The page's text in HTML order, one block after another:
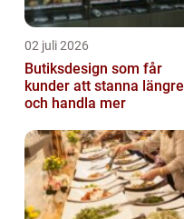
02 juli 2026
Butiksdesign som får
kunder att stanna längre
och handla mer